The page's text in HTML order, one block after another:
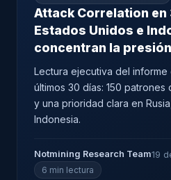
Attack Correlation en
Estados Unidos e
concentran la
Lectura ejecutiva del
últimos 30 días: 150
y una prioridad clara en
Indonesia.
Notmining Research Team19
6 min lectura